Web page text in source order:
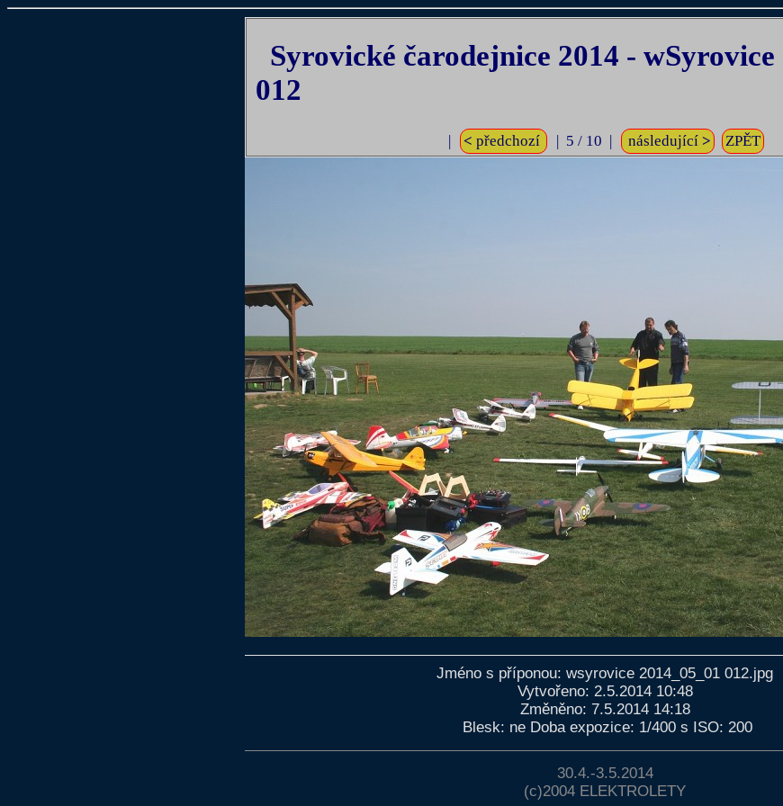
Syrovické čarodejnice 2014 - wSyrovice
012
< předchozí | 5 / 10 | následující > ZPĚT
Jméno s příponou: wsyrovice 2014_05_01 012.jpg
Vytvořeno: 2.5.2014 10:48
Změněno: 7.5.2014 14:18
Blesk: ne Doba expozice: 1/400 s ISO: 200
30.4.-3.5.2014
(c)2004 ELEKTROLETY